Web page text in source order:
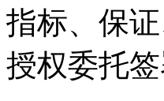
指标、保
授权委托签